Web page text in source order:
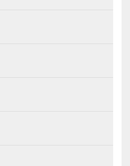
直接契約型宿泊プラン、土